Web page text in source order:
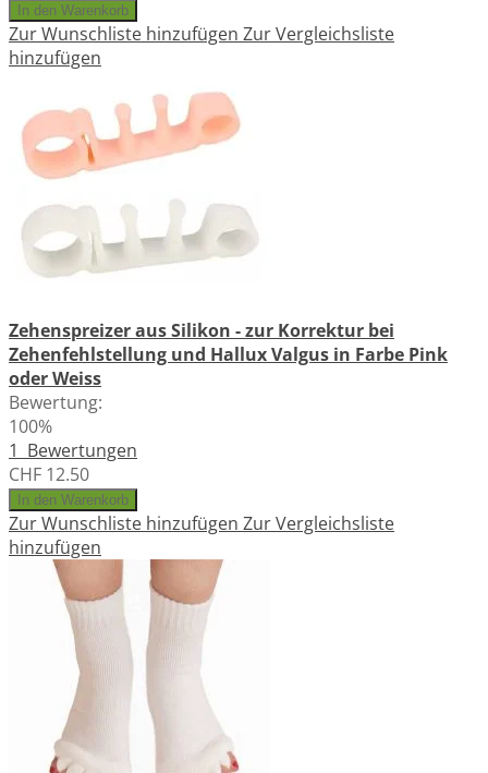
In den Warenkorb
Zur Wunschliste hinzufügen Zur Vergleichsliste
hinzufügen
Zehenspreizer aus Silikon - zur Korrektur bei
Zehenfehlstellung und Hallux Valgus in Farbe Pink
oder Weiss
Bewertung:
100%
1 Bewertungen
CHF 12.50
In den Warenkorb
Zur Wunschliste hinzufügen Zur Vergleichsliste
hinzufügen